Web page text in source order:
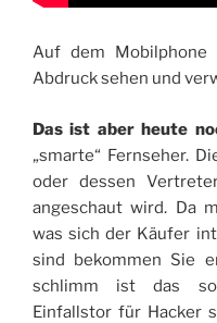
Auf dem Mobilphone
Abdruck sehen und
Das ist aber heute
„smarte“ Fernseher.
oder dessen
angeschaut wird. Da
was sich der Käufer
sind bekommen Sie
schlimm ist das
Einfallstor für Hacker